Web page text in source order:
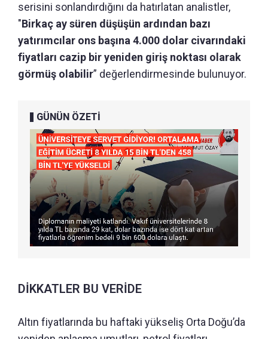
serisini sonlandırdığını da hatırlatan analistler,
"Birkaç ay süren düşüşün ardından bazı
yatırımcılar ons başına 4.000 dolar civarındaki
fiyatları cazip bir yeniden giriş noktası olarak
görmüş olabilir” değerlendirmesinde bulunuyor.
GÜNÜN ÖZETİ
DİKKATLER BU VERİDE
Altın fiyatlarında bu haftaki yükseliş Orta Doğu’da